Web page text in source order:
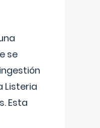
se
Listeria
Esta